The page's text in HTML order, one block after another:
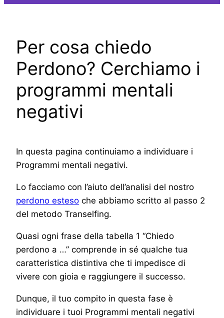
Per cosa chiedo
Perdono? Cerchiamo i
programmi mentali
negativi
In questa pagina continuiamo a individuare i
Programmi mentali negativi.
Lo facciamo con l’aiuto dell’analisi del nostro
perdono esteso che abbiamo scritto al passo 2
del metodo Transelfing.
Quasi ogni frase della tabella 1 “Chiedo
perdono a …” comprende in sé qualche tua
caratteristica distintiva che ti impedisce di
vivere con gioia e raggiungere il successo.
Dunque, il tuo compito in questa fase è
individuare i tuoi Programmi mentali negativi